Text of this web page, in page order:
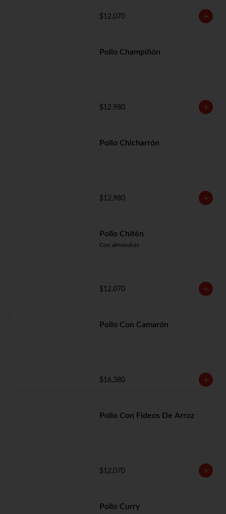
$12.070
Pollo Champiñón
$12.980
Pollo Chicharrón
$12.980
Pollo Chitén
Con almendras
$12.070
Pollo Con Camarón
$16.380
Pollo Con Fideos De Arroz
$12.070
Pollo Curry